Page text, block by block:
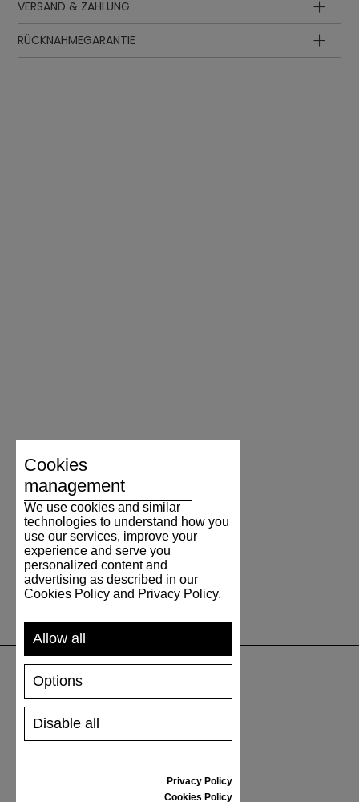
VERSAND & ZAHLUNG
RÜCKNAHMEGARANTIE
UNTERSTÜTZUNG
Cookies
management
We use cookies and similar
technologies to understand how you
use our services, improve your
experience and serve you
personalized content and
advertising as described in our
Cookies Policy and Privacy Policy.
Allow all
Disable all
Options
Privacy Policy
Cookies Policy